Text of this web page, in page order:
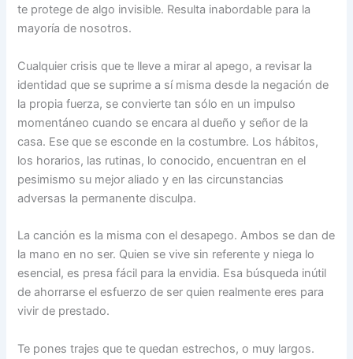
te protege de algo invisible. Resulta inabordable para la
mayoría de nosotros.
Cualquier crisis que te lleve a mirar al apego, a revisar la
identidad que se suprime a sí misma desde la negación de
la propia fuerza, se convierte tan sólo en un impulso
momentáneo cuando se encara al dueño y señor de la
casa. Ese que se esconde en la costumbre. Los hábitos,
los horarios, las rutinas, lo conocido, encuentran en el
pesimismo su mejor aliado y en las circunstancias
adversas la permanente disculpa.
La canción es la misma con el desapego. Ambos se dan de
la mano en no ser. Quien se vive sin referente y niega lo
esencial, es presa fácil para la envidia. Esa búsqueda inútil
de ahorrarse el esfuerzo de ser quien realmente eres para
vivir de prestado.
Te pones trajes que te quedan estrechos, o muy largos.